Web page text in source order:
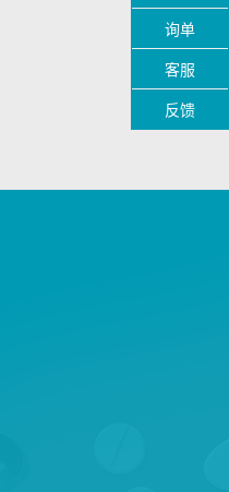
询单
客服
反馈